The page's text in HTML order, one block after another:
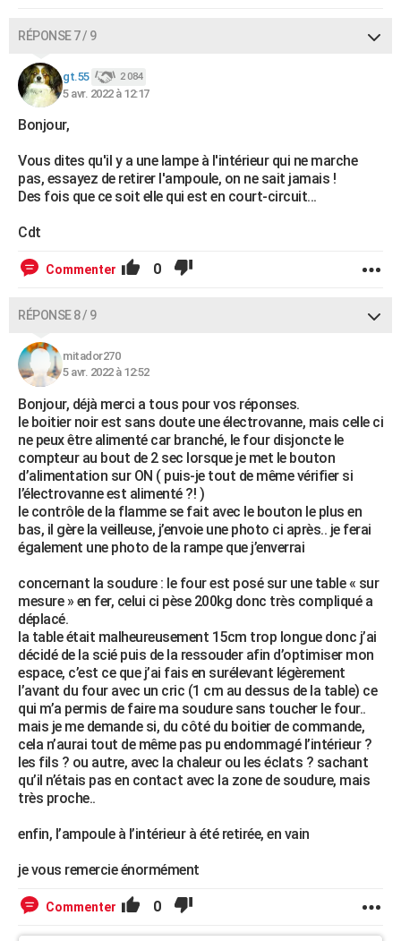
RÉPONSE 7 / 9
gt.55 2 084
5 avr. 2022 à 12:17
Bonjour,
Vous dites qu'il y a une lampe à l'intérieur qui ne marche
pas, essayez de retirer l'ampoule, on ne sait jamais !
Des fois que ce soit elle qui est en court-circuit...
Cdt
Commenter 0
RÉPONSE 8 / 9
mitador270
5 avr. 2022 à 12:52
Bonjour, déjà merci a tous pour vos réponses.
le boitier noir est sans doute une électrovanne, mais celle ci
ne peux être alimenté car branché, le four disjoncte le
compteur au bout de 2 sec lorsque je met le bouton
d’alimentation sur ON ( puis-je tout de même vérifier si
l’électrovanne est alimenté ?! )
le contrôle de la flamme se fait avec le bouton le plus en
bas, il gère la veilleuse, j’envoie une photo ci après.. je ferai
également une photo de la rampe que j’enverrai
concernant la soudure : le four est posé sur une table « sur
mesure » en fer, celui ci pèse 200kg donc très compliqué a
déplacé.
la table était malheureusement 15cm trop longue donc j’ai
décidé de la scié puis de la ressouder afin d’optimiser mon
espace, c’est ce que j’ai fais en surélevant légèrement
l’avant du four avec un cric (1 cm au dessus de la table) ce
qui m’a permis de faire ma soudure sans toucher le four..
mais je me demande si, du côté du boitier de commande,
cela n’aurai tout de même pas pu endommagé l’intérieur ?
les fils ? ou autre, avec la chaleur ou les éclats ? sachant
qu’il n’étais pas en contact avec la zone de soudure, mais
très proche..
enfin, l’ampoule à l’intérieur à été retirée, en vain
je vous remercie énormément
Commenter 0